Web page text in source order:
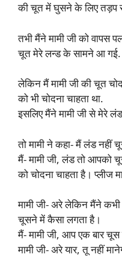
की चूत में घुसने के लिए तड़प
तभी मैंने मामी जी को वापस
चूत मेरे लन्ड के सामने आ गई.
लेकिन मैं मामी जी की चूत
को भी चोदना चाहता था.
इसलिए मैंने मामी जी से मेरे
तो मामी ने कहा- मैं लंड नहीं
मैं- मामी जी, लंड तो आपको
को चोदना चाहता है।
मामी जी- अरे लेकिन मैंने
चूसने में कैसा लगता है।
मैं- मामी जी, आप एक बार
मामी जी- अरे यार, तू नहीं